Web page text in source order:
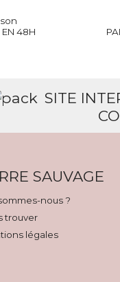
48H
SITE
SAUVAGE
nous ?
trouver
légales